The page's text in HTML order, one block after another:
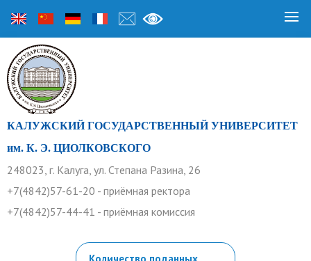
КАЛУЖСКИЙ ГОСУДАРСТВЕННЫЙ УНИВЕРСИТЕТ
им. К. Э. ЦИОЛКОВСКОГО
248023, г. Калуга, ул. Степана Разина, 26
+7(4842)57-61-20 - приёмная ректора
+7(4842)57-44-41 - приёмная комиссия